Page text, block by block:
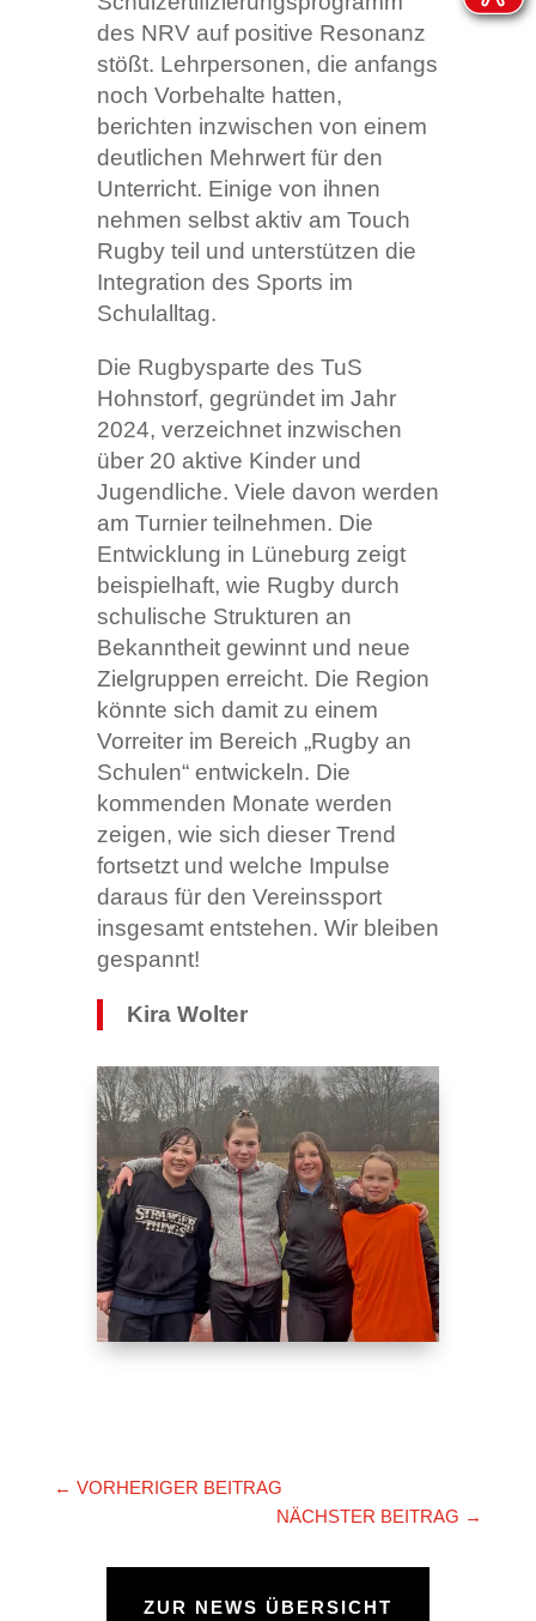
des NRV auf positive Resonanz
stößt. Lehrpersonen, die anfangs
noch Vorbehalte hatten,
berichten inzwischen von einem
deutlichen Mehrwert für den
Unterricht. Einige von ihnen
nehmen selbst aktiv am Touch
Rugby teil und unterstützen die
Integration des Sports im
Schulalltag.
Die Rugbysparte des TuS
Hohnstorf, gegründet im Jahr
2024, verzeichnet inzwischen
über 20 aktive Kinder und
Jugendliche. Viele davon werden
am Turnier teilnehmen. Die
Entwicklung in Lüneburg zeigt
beispielhaft, wie Rugby durch
schulische Strukturen an
Bekanntheit gewinnt und neue
Zielgruppen erreicht. Die Region
könnte sich damit zu einem
Vorreiter im Bereich „Rugby an
Schulen“ entwickeln. Die
kommenden Monate werden
zeigen, wie sich dieser Trend
fortsetzt und welche Impulse
daraus für den Vereinssport
insgesamt entstehen. Wir bleiben
gespannt!
Kira Wolter
← VORHERIGER BEITRAG
NÄCHSTER BEITRAG →
ZUR NEWS ÜBERSICHT